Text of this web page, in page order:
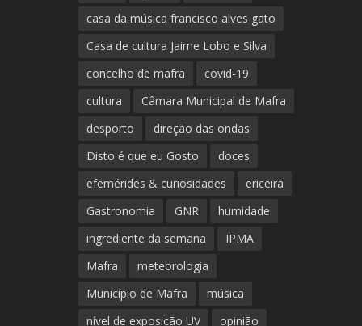
casa da música francisco alves gato
Casa de cultura Jaime Lobo e Silva
concelho de mafra
covid-19
cultura
Câmara Municipal de Mafra
desporto
direção das ondas
Disto é que eu Gosto
doces
efemérides & curiosidades
ericeira
Gastronomia
GNR
humidade
ingrediente da semana
IPMA
Mafra
meteorologia
Município de Mafra
música
nível de exposição UV
opinião